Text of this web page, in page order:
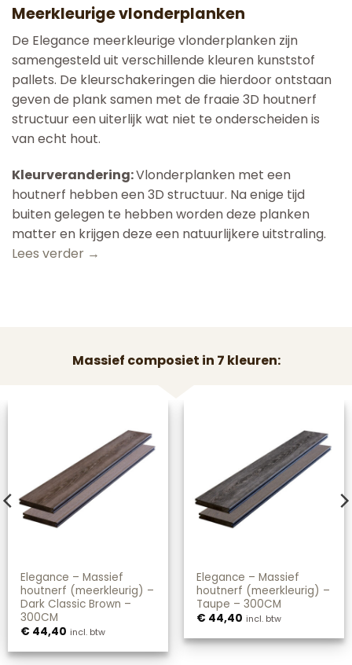
Meerkleurige vlonderplanken
De Elegance meerkleurige vlonderplanken zijn
samengesteld uit verschillende kleuren kunststof
pallets. De kleurschakeringen die hierdoor ontstaan
geven de plank samen met de fraaie 3D houtnerf
structuur een uiterlijk wat niet te onderscheiden is
van echt hout.
Kleurverandering:Vlonderplanken met een
houtnerf hebben een 3D structuur. Na enige tijd
buiten gelegen te hebben worden deze planken
matter en krijgen deze een natuurlijkere uitstraling.
Lees verder →
Massief composiet in 7 kleuren:
Elegance – Massief
houtnerf (meerkleurig) –
Dark Classic Brown –
300CM
€ 44,40 incl. btw
Elegance – Massief
houtnerf (meerkleurig) –
Taupe – 300CM
€ 44,40 incl. btw